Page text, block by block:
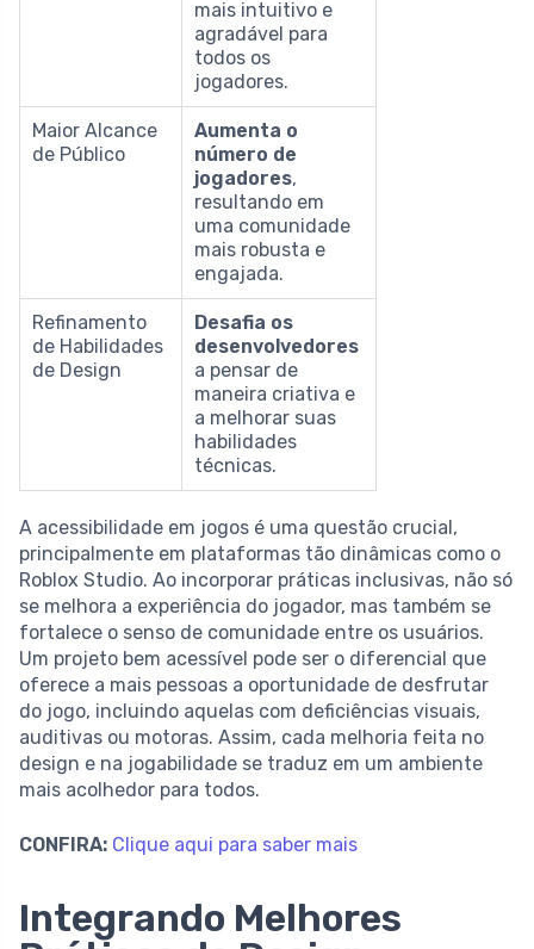
mais intuitivo e
agradável para
todos os
jogadores.
Maior Alcance
de Público
Aumenta o
número de
jogadores,
resultando em
uma comunidade
mais robusta e
engajada.
Refinamento
de Habilidades
de Design
Desafia os
desenvolvedores
a pensar de
maneira criativa e
a melhorar suas
habilidades
técnicas.
A acessibilidade em jogos é uma questão crucial,
principalmente em plataformas tão dinâmicas como o
Roblox Studio. Ao incorporar práticas inclusivas, não só
se melhora a experiência do jogador, mas também se
fortalece o senso de comunidade entre os usuários.
Um projeto bem acessível pode ser o diferencial que
oferece a mais pessoas a oportunidade de desfrutar
do jogo, incluindo aquelas com deficiências visuais,
auditivas ou motoras. Assim, cada melhoria feita no
design e na jogabilidade se traduz em um ambiente
mais acolhedor para todos.
CONFIRA: Clique aqui para saber mais
Integrando Melhores